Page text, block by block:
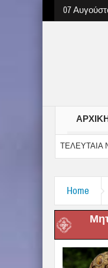
07
ΤΕΛΕΥΤΑΙΑ
Χριστού στην Ι. Μ.
Home